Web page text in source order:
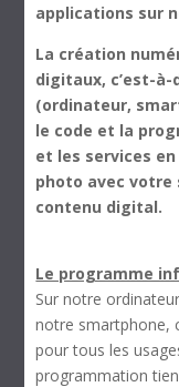
applications sur
La création
digitaux, c’est-
(ordinateur,
le code et la
et les services
photo avec votre
contenu digital.
Le programme
Sur notre
notre smartphone,
pour tous les
programmation